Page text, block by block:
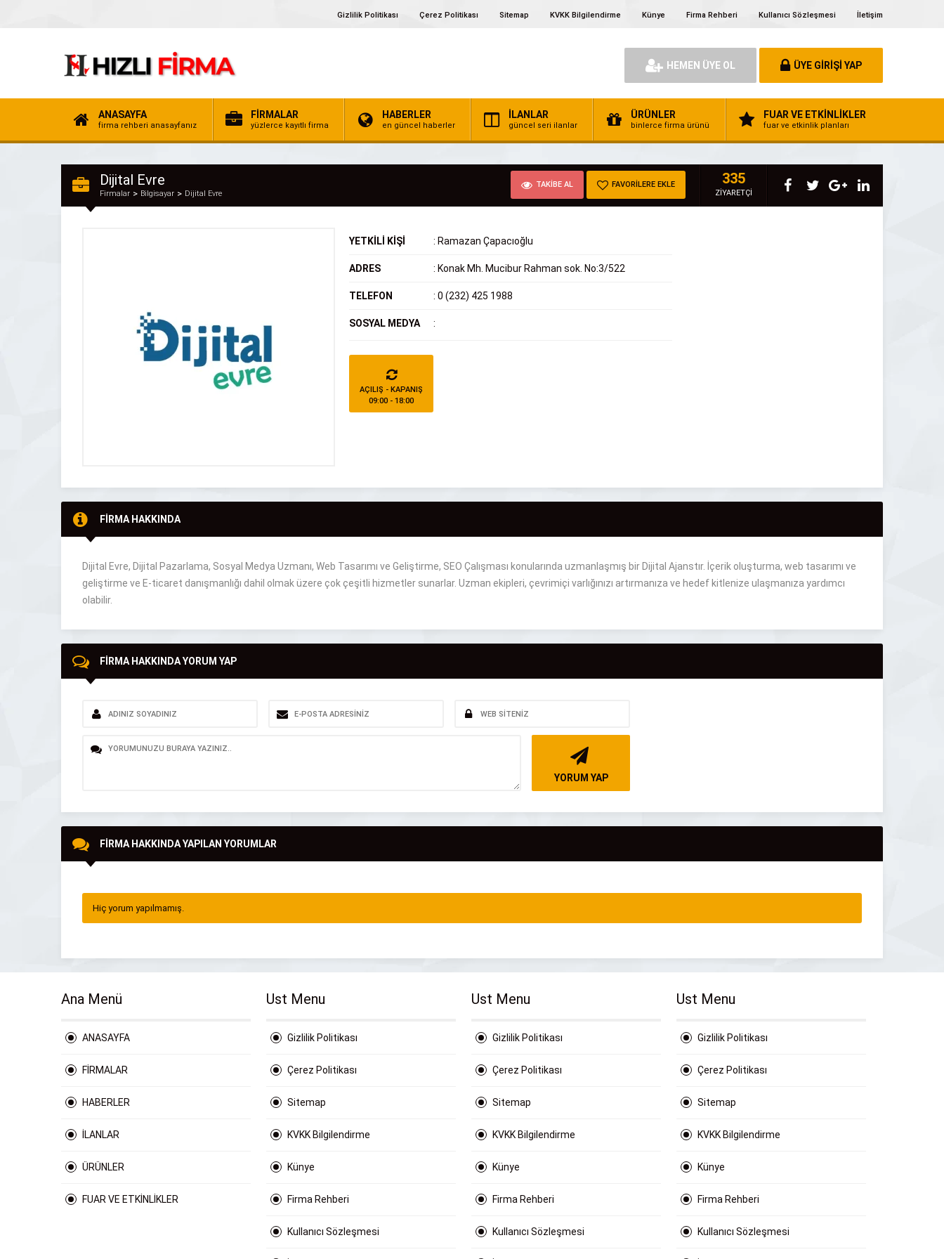
Gizlilik Politikası Çerez Politikası Sitemap KVKK Bilgilendirme Künye Firma Rehberi Kullanıcı Sözleşmesi İletişim
HEMEN ÜYE OL ÜYE GİRİŞİ YAP
ANASAYFA
firma rehberi anasayfanız
FİRMALAR
yüzlerce kayıtlı firma
HABERLER
en güncel haberler
İLANLAR
güncel seri ilanlar
ÜRÜNLER
binlerce firma ürünü
FUAR VE ETKİNLİKLER
fuar ve etkinlik planları
Dijital Evre
Firmalar Bilgisayar Dijital Evre
TAKİBE AL FAVORİLERE EKLE 335
ZİYARETÇİ
YETKİLİ KİŞİ : Ramazan Çapacıoğlu
ADRES : Konak Mh. Mucibur Rahman sok. No:3/522
TELEFON : 0 (232) 425 1988
SOSYAL MEDYA :
AÇILIŞ - KAPANIŞ
09:00 - 18:00
FİRMA HAKKINDA
Dijital Evre, Dijital Pazarlama, Sosyal Medya Uzmanı, Web Tasarımı ve Geliştirme, SEO Çalışması konularında uzmanlaşmış bir Dijital Ajanstır. İçerik oluşturma, web tasarımı ve
geliştirme ve E-ticaret danışmanlığı dahil olmak üzere çok çeşitli hizmetler sunarlar. Uzman ekipleri, çevrimiçi varlığınızı artırmanıza ve hedef kitlenize ulaşmanıza yardımcı
olabilir.
FİRMA HAKKINDA YORUM YAP
YORUM YAP
FİRMA HAKKINDA YAPILAN YORUMLAR
Hiç yorum yapılmamış.
Ana Menü
ANASAYFA
FİRMALAR
HABERLER
İLANLAR
ÜRÜNLER
FUAR VE ETKİNLİKLER
Ust Menu
Gizlilik Politikası
Çerez Politikası
Sitemap
KVKK Bilgilendirme
Künye
Firma Rehberi
Kullanıcı Sözleşmesi
Ust Menu
Gizlilik Politikası
Çerez Politikası
Sitemap
KVKK Bilgilendirme
Künye
Firma Rehberi
Kullanıcı Sözleşmesi
Ust Menu
Gizlilik Politikası
Çerez Politikası
Sitemap
KVKK Bilgilendirme
Künye
Firma Rehberi
Kullanıcı Sözleşmesi